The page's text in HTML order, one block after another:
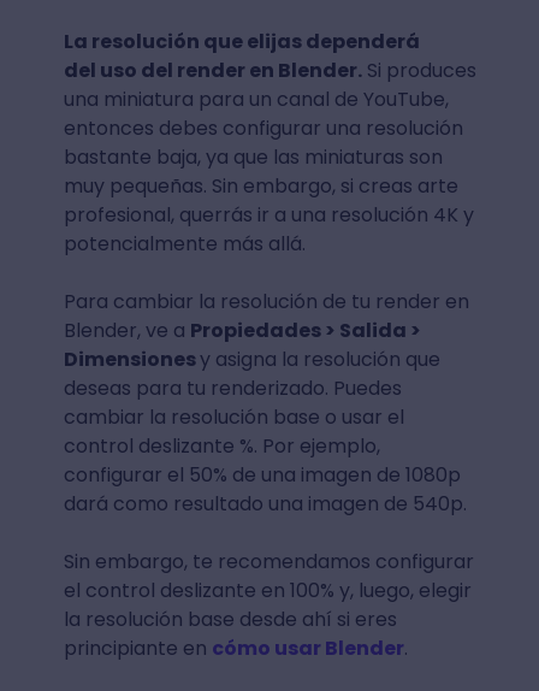
La resolución que elijas dependerá
del uso del render en Blender.Si produces
una miniatura para un canal de YouTube,
entonces debes configurar una resolución
bastante baja, ya que las miniaturas son
muy pequeñas. Sin embargo, si creas arte
profesional, querrás ir a una resolución 4K y
potencialmente más allá.
Para cambiar la resolución de tu render en
Blender, ve a Propiedades > Salida >
Dimensionesy asigna la resolución que
deseas para tu renderizado. Puedes
cambiar la resolución base o usar el
control deslizante %. Por ejemplo,
configurar el 50% de una imagen de 1080p
dará como resultado una imagen de 540p.
Sin embargo, te recomendamos configurar
el control deslizante en 100% y, luego, elegir
la resolución base desde ahí si eres
principiante en cómo usar Blender.